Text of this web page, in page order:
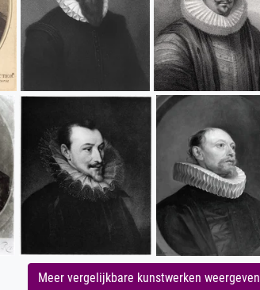
Meer vergelijkbare kunstwerken weergeven